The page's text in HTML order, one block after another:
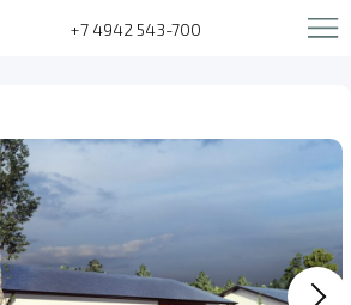
+7 4942 543-700